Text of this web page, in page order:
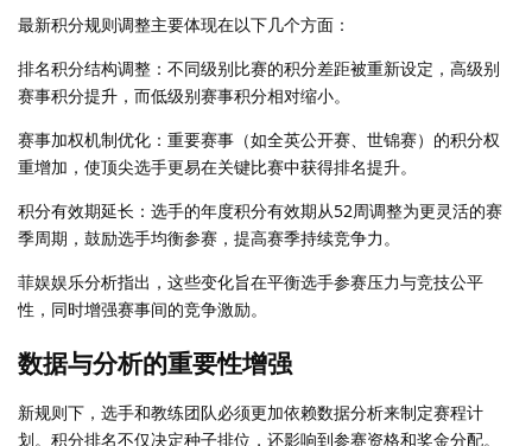
最新积分规则调整主要体现在以下几个方面：
排名积分结构调整：不同级别比赛的积分差距被重新设定，高级别
赛事积分提升，而低级别赛事积分相对缩小。
赛事加权机制优化：重要赛事（如全英公开赛、世锦赛）的积分权
重增加，使顶尖选手更易在关键比赛中获得排名提升。
积分有效期延长：选手的年度积分有效期从52周调整为更灵活的赛
季周期，鼓励选手均衡参赛，提高赛季持续竞争力。
菲娱娱乐分析指出，这些变化旨在平衡选手参赛压力与竞技公平
性，同时增强赛事间的竞争激励。
数据与分析的重要性增强
新规则下，选手和教练团队必须更加依赖数据分析来制定赛程计
划。积分排名不仅决定种子排位，还影响到参赛资格和奖金分配。